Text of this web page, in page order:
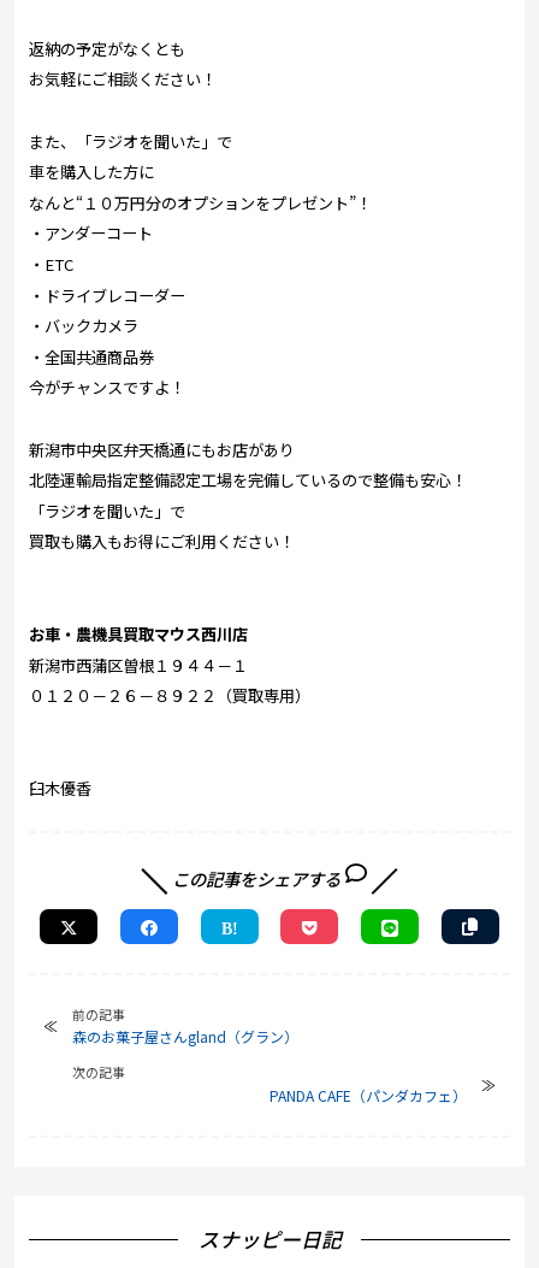
返納の予定がなくとも
お気軽にご相談ください！
また、「ラジオを聞いた」で
車を購入した方に
なんと“１０万円分のオプションをプレゼント”！
・アンダーコート
・ETC
・ドライブレコーダー
・バックカメラ
・全国共通商品券
今がチャンスですよ！
新潟市中央区弁天橋通にもお店があり
北陸運輸局指定整備認定工場を完備しているので整備も安心！
「ラジオを聞いた」で
買取も購入もお得にご利用ください！
お車・農機具買取マウス西川店
新潟市西蒲区曽根１９４４－１
０１２０－２６－８９２２（買取専用）
臼木優香
この記事をシェアする
前の記事
森のお菓子屋さんgland（グラン）
次の記事
PANDA CAFE（パンダカフェ）
スナッピー日記